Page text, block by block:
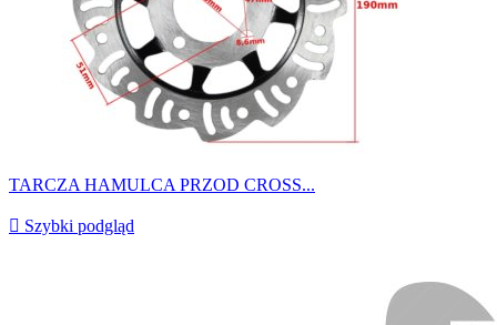
TARCZA HAMULCA PRZOD CROSS...
 Szybki podgląd